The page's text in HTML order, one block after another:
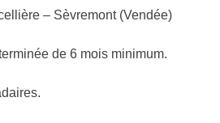
– Sèvremont (Vendée)
de 6 mois minimum.